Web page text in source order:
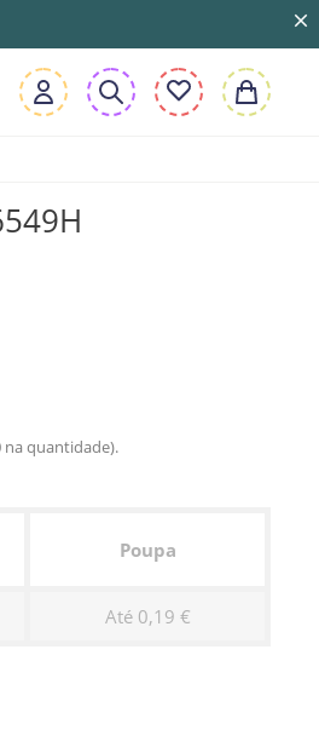
na quantidade).
Poupa
Até 0,19 €